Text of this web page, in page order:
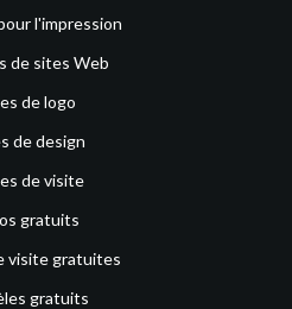
l'impression
de sites Web
de logo
de design
de visite
gratuits
visite gratuites
gratuits